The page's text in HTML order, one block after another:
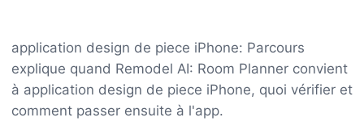
application design de piece iPhone: Parcours
explique quand Remodel AI: Room Planner convient
à application design de piece iPhone, quoi vérifier et
comment passer ensuite à l'app.